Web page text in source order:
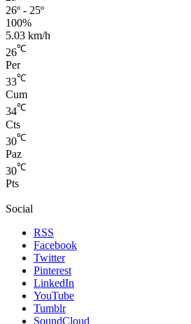
26º - 25º
100%
5.03 km/h
26℃
Per
33℃
Cum
34℃
Cts
30℃
Paz
30℃
Pts
Social
RSS
Facebook
Twitter
Pinterest
LinkedIn
YouTube
Tumblr
SoundCloud